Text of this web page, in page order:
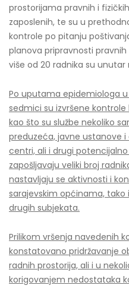
prostorijama pravnih i
zaposlenih, te su u
kontrole po pitanju
planova pripravnosti
više od 20 radnika su unutar
Po uputama epidemiologa
sedmici su izvršene
kao što su službe nekoliko
preduzeća, javne ustanove
centri, ali i drugi
zapošljavaju veliki broj
nastavljaju se aktivnosti i
sarajevskim općinama,
drugih subjekata.
Prilikom vršenja navedenih
konstatovano pridržavanje
radnih prostorija, ali i u
korigovanjem nedostataka